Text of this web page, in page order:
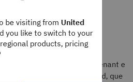
virtuais IBM Power multitenant e
aos serviços do IBM® Cloud, que
be visiting from United
you like to switch to your
products, pricing